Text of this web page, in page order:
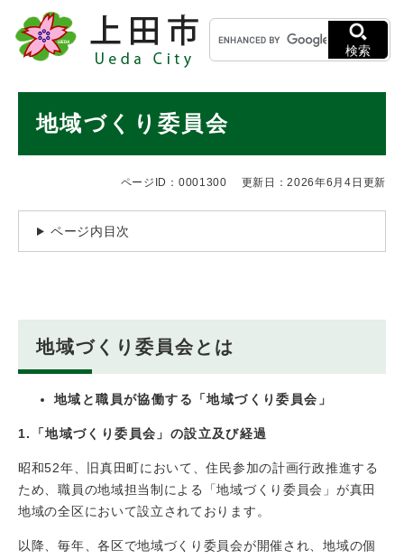
メニューを飛ばして本文へ
キ
ー
ワ
検
検索
地域づくり委員会
ページID：0001300 更新日：2026年6月4日更新
ページ内目次
地域づくり委員会とは
地域と職員が協働する「地域づくり委員会」
1.「地域づくり委員会」の設立及び経過
昭和52年、旧真田町において、住民参加の計画行政推進する
ため、職員の地域担当制による「地域づくり委員会」が真田
地域の全区において設立されております。
以降、毎年、各区で地域づくり委員会が開催され、地域の個